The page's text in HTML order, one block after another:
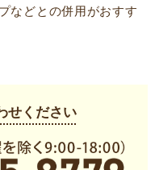
などとの併用がおすす
せください